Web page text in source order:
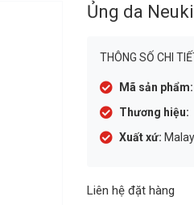
Ủng da
THÔNG SỐ CHI
Mã sản phẩm:
Thương hiệu:
Xuất xứ:
Liên hệ đặt hàng